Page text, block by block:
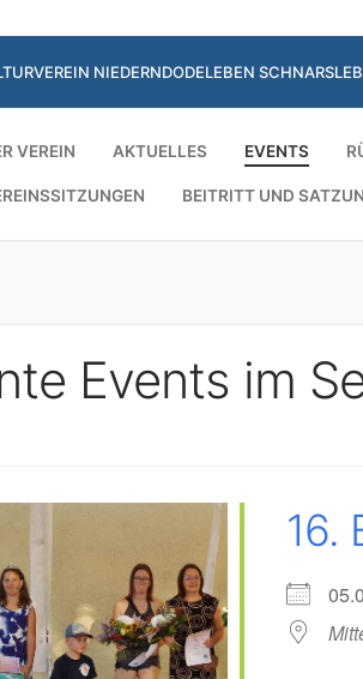
NIEDERNDODELEBEN
VEREIN AKTUELLES EVENTS
BEITRITT UND
Events im
16.